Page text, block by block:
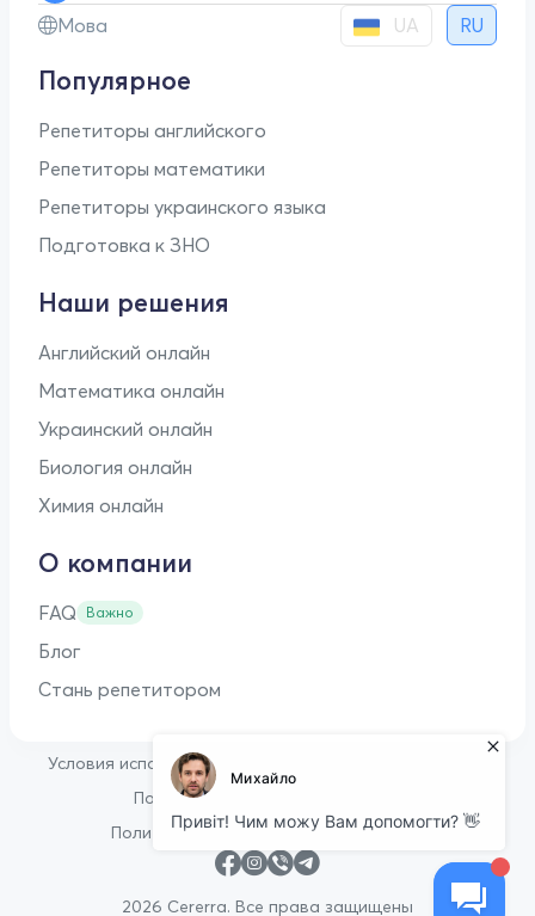
Мова
UA RU
Популярное
Репетиторы английского
Репетиторы математики
Репетиторы украинского языка
Подготовка к ЗНО
Наши решения
Английский онлайн
Математика онлайн
Украинский онлайн
Биология онлайн
Химия онлайн
О компании
FAQ Важно
Блог
Стань репетитором
2026 Cererra. Все права защищены
Условия использования
Политика конфиденциальности
Политика в отношении файлов cookie